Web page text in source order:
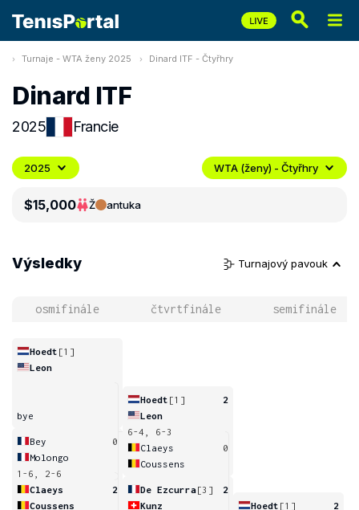
Turnaje - WTA ženy 2025 Dinard ITF - Čtyřhry
Dinard ITF
2025 Francie
2025 WTA (ženy) - Čtyřhry
$15,000 Ž antuka
Výsledky Turnajový pavouk
osmifinále čtvrtfinále semifinále
Hoedt [1]
Leon
bye
Bey
0
Molongo
1-6, 2-6
Claeys
2
Coussens
Hoedt [1]
2
Leon
6-4, 6-3
Claeys
0
Coussens
De Ezcurra[3]
2
Kunz
Hoedt [1]
2